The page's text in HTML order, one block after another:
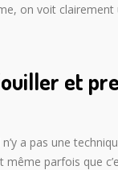
on voit
et
a pas une
même parfois que